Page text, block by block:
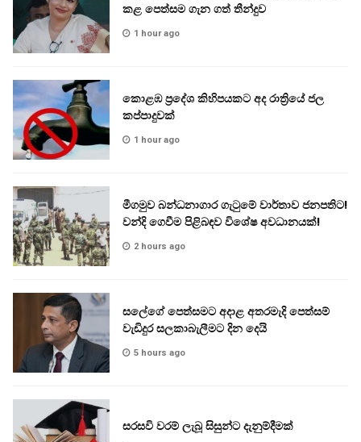
කළ පෙත්සම ගැන ගත් තීන්දුව
1 hour ago
කොළඹ ප්‍රදේශ කිහිපයකට අද රාත්‍රියේ ජල
කප්පාදුවක්
1 hour ago
මීගමුව බන්ධනාගාර ගැටුමේ වාර්තාව ජනපතිට!
වන්දි ගෙවීම පිළිබඳව විශේෂ අවධානයක්!
2 hours ago
සලේගේ පෙත්සමට අදාළ අතරමැදි පෙත්සම්
වැඩිදුර සලකාබැලීමට දින දෙයි
5 hours ago
සරසවි වරම් ලැබූ සිසුන්ට දැනුම්දීමක්